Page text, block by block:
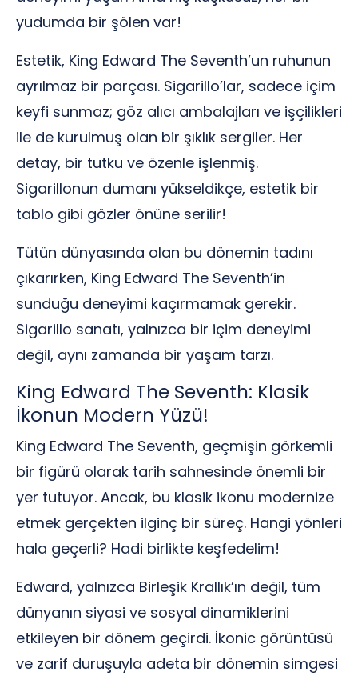
yudumda bir şölen var!
Estetik, King Edward The Seventh’un ruhunun
ayrılmaz bir parçası. Sigarillo’lar, sadece içim
keyfi sunmaz; göz alıcı ambalajları ve işçilikleri
ile de kurulmuş olan bir şıklık sergiler. Her
detay, bir tutku ve özenle işlenmiş.
Sigarillonun dumanı yükseldikçe, estetik bir
tablo gibi gözler önüne serilir!
Tütün dünyasında olan bu dönemin tadını
çıkarırken, King Edward The Seventh’in
sunduğu deneyimi kaçırmamak gerekir.
Sigarillo sanatı, yalnızca bir içim deneyimi
değil, aynı zamanda bir yaşam tarzı.
King Edward The Seventh: Klasik
İkonun Modern Yüzü!
King Edward The Seventh, geçmişin görkemli
bir figürü olarak tarih sahnesinde önemli bir
yer tutuyor. Ancak, bu klasik ikonu modernize
etmek gerçekten ilginç bir süreç. Hangi yönleri
hala geçerli? Hadi birlikte keşfedelim!
Edward, yalnızca Birleşik Krallık’ın değil, tüm
dünyanın siyasi ve sosyal dinamiklerini
etkileyen bir dönem geçirdi. İkonic görüntüsü
ve zarif duruşuyla adeta bir dönemin simgesi